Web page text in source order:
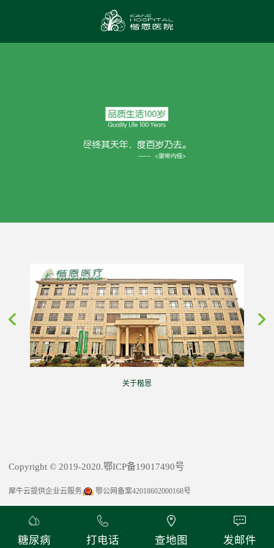
关于楷恩
Copyright © 2019-2020.鄂ICP备19017490号
犀牛云提供企业云服务 鄂公网备案42018602000168号
糖尿病 打电话 查地图 发邮件